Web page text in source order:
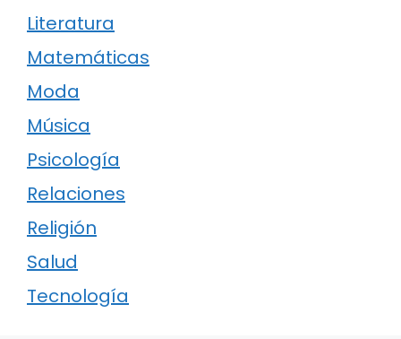
Literatura
Matemáticas
Moda
Música
Psicología
Relaciones
Religión
Salud
Tecnología